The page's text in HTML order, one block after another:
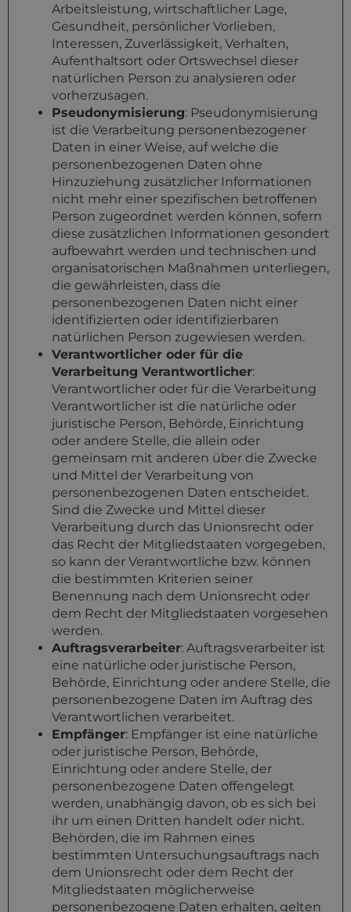
Arbeitsleistung, wirtschaftlicher Lage,
Gesundheit, persönlicher Vorlieben,
Interessen, Zuverlässigkeit, Verhalten,
Aufenthaltsort oder Ortswechsel dieser
natürlichen Person zu analysieren oder
vorherzusagen.
Pseudonymisierung: Pseudonymisierung
ist die Verarbeitung personenbezogener
Daten in einer Weise, auf welche die
personenbezogenen Daten ohne
Hinzuziehung zusätzlicher Informationen
nicht mehr einer spezifischen betroffenen
Person zugeordnet werden können, sofern
diese zusätzlichen Informationen gesondert
aufbewahrt werden und technischen und
organisatorischen Maßnahmen unterliegen,
die gewährleisten, dass die
personenbezogenen Daten nicht einer
identifizierten oder identifizierbaren
natürlichen Person zugewiesen werden.
Verantwortlicher oder für die
Verarbeitung Verantwortlicher:
Verantwortlicher oder für die Verarbeitung
Verantwortlicher ist die natürliche oder
juristische Person, Behörde, Einrichtung
oder andere Stelle, die allein oder
gemeinsam mit anderen über die Zwecke
und Mittel der Verarbeitung von
personenbezogenen Daten entscheidet.
Sind die Zwecke und Mittel dieser
Verarbeitung durch das Unionsrecht oder
das Recht der Mitgliedstaaten vorgegeben,
so kann der Verantwortliche bzw. können
die bestimmten Kriterien seiner
Benennung nach dem Unionsrecht oder
dem Recht der Mitgliedstaaten vorgesehen
werden.
Auftragsverarbeiter: Auftragsverarbeiter ist
eine natürliche oder juristische Person,
Behörde, Einrichtung oder andere Stelle, die
personenbezogene Daten im Auftrag des
Verantwortlichen verarbeitet.
Empfänger: Empfänger ist eine natürliche
oder juristische Person, Behörde,
Einrichtung oder andere Stelle, der
personenbezogene Daten offengelegt
werden, unabhängig davon, ob es sich bei
ihr um einen Dritten handelt oder nicht.
Behörden, die im Rahmen eines
bestimmten Untersuchungsauftrags nach
dem Unionsrecht oder dem Recht der
Mitgliedstaaten möglicherweise
personenbezogene Daten erhalten, gelten